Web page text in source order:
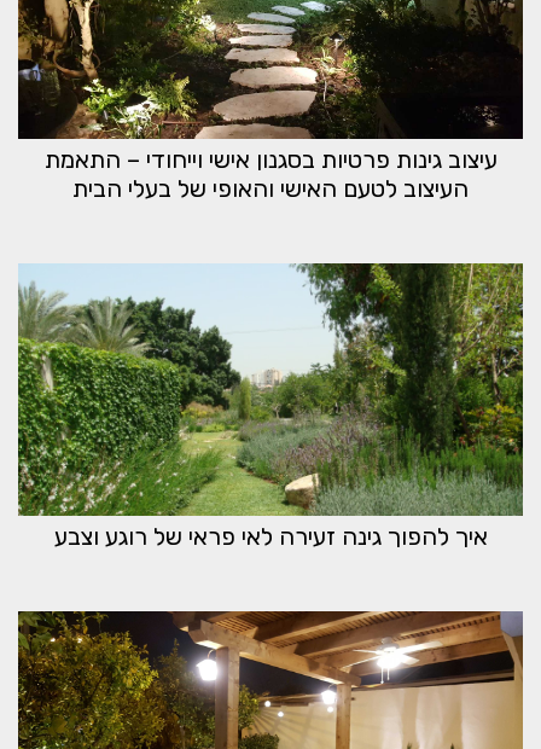
עיצוב גינות פרטיות בסגנון אישי וייחודי – התאמת
העיצוב לטעם האישי והאופי של בעלי הבית
איך להפוך גינה זעירה לאי פראי של רוגע וצבע